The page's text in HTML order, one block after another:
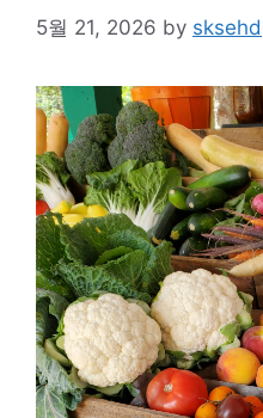
5월 21, 2026 by